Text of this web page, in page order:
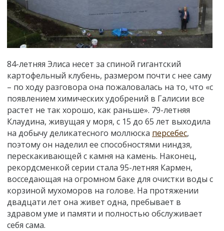
84-летняя Элиса несет за спиной гигантский
картофельный клубень, размером почти с нее саму
– по ходу разговора она пожаловалась на то, что «с
появлением химических удобрений в Галисии все
растет не так хорошо, как раньше». 79-летняя
Клаудина, живущая у моря, с 15 до 65 лет выходила
на добычу деликатесного моллюска персебес,
поэтому он наделил ее способностями ниндзя,
перескакивающей с камня на камень. Наконец,
рекордсменкой серии стала 95-летняя Кармен,
восседающая на огромном баке для очистки воды с
корзиной мухоморов на голове. На протяжении
двадцати лет она живет одна, пребывает в
здравом уме и памяти и полностью обслуживает
себя сама.